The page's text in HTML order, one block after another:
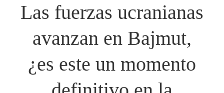
Las fuerzas ucranianas
avanzan en Bajmut,
¿es este un momento